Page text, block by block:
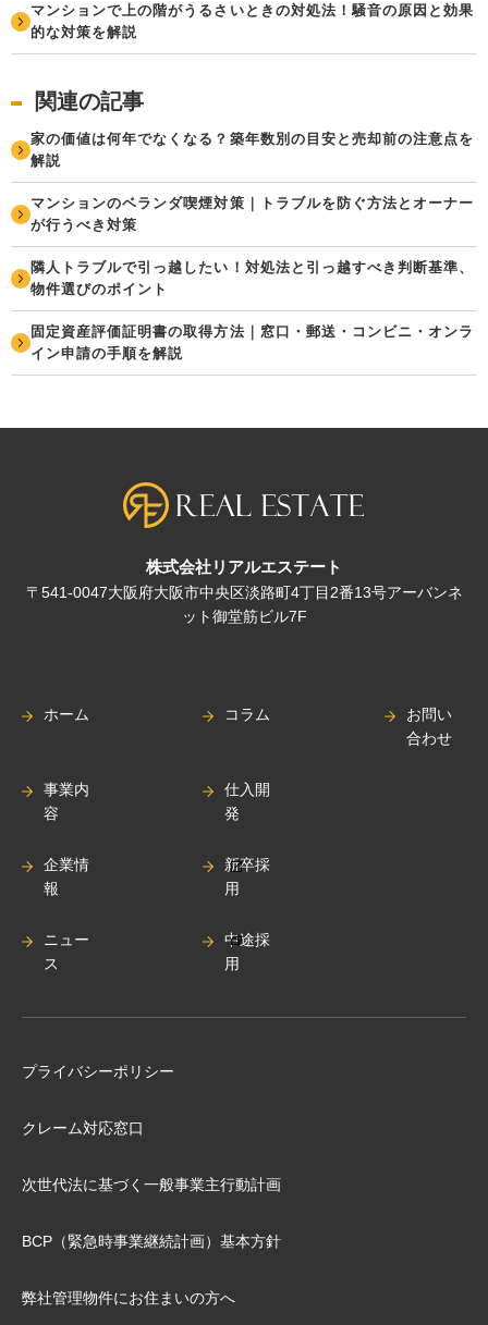
マンションで上の階がうるさいときの対処法！騒音の原因と効果
的な対策を解説
関連の記事
家の価値は何年でなくなる？築年数別の目安と売却前の注意点を
解説
マンションのベランダ喫煙対策｜トラブルを防ぐ方法とオーナー
が行うべき対策
隣人トラブルで引っ越したい！対処法と引っ越すべき判断基準、
物件選びのポイント
固定資産評価証明書の取得方法｜窓口・郵送・コンビニ・オンラ
イン申請の手順を解説
株式会社リアルエステート
〒541-0047大阪府大阪市中央区淡路町4丁目2番13号アーバンネ
ット御堂筋ビル7F
ホーム
事業内
容
企業情
報
ニュー
ス
コラム
仕入開
発
新卒採
用
中途採
用
お問い
合わせ
プライバシーポリシー
クレーム対応窓口
次世代法に基づく⼀般事業主⾏動計画
BCP（緊急時事業継続計画）基本⽅針
弊社管理物件にお住まいの⽅へ